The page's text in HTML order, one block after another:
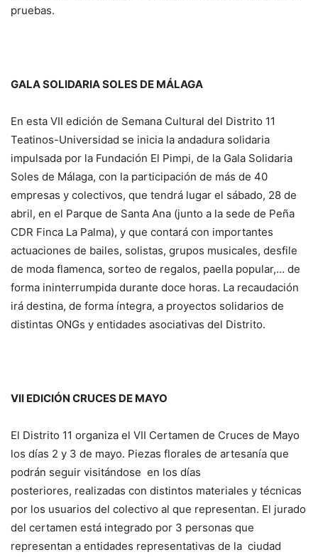
pruebas.
GALA SOLIDARIA SOLES DE MÁLAGA
En esta VII edición de Semana Cultural del Distrito 11
Teatinos-Universidad se inicia la andadura solidaria
impulsada por la Fundación El Pimpi, de la Gala Solidaria
Soles de Málaga, con la participación de más de 40
empresas y colectivos, que tendrá lugar el sábado, 28 de
abril, en el Parque de Santa Ana (junto a la sede de Peña
CDR Finca La Palma), y que contará con importantes
actuaciones de bailes, solistas, grupos musicales, desfile
de moda flamenca, sorteo de regalos, paella popular,… de
forma ininterrumpida durante doce horas. La recaudación
irá destina, de forma íntegra, a proyectos solidarios de
distintas ONGs y entidades asociativas del Distrito.
VII EDICIÓN CRUCES DE MAYO
El Distrito 11 organiza el VII Certamen de Cruces de Mayo
los días 2 y 3 de mayo. Piezas florales de artesanía que
podrán seguir visitándose en los días
posteriores, realizadas con distintos materiales y técnicas
por los usuarios del colectivo al que representan. El jurado
del certamen está integrado por 3 personas que
representan a entidades representativas de la ciudad